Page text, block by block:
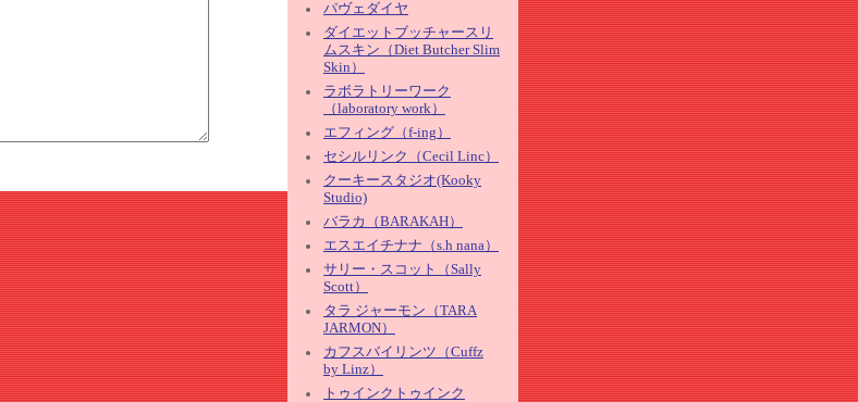
パヴェダイヤ
ダイエットブッチャースリ
ムスキン（Diet Butcher Slim
Skin）
ラボラトリーワーク
（laboratory work）
エフィング（f-ing）
セシルリンク（Cecil Linc）
クーキースタジオ(Kooky
Studio)
バラカ（BARAKAH）
エスエイチナナ（s.h nana）
サリー・スコット（Sally
Scott）
タラ ジャーモン（TARA
JARMON）
カフスバイリンツ（Cuffz
by Linz）
トゥインクトゥインク